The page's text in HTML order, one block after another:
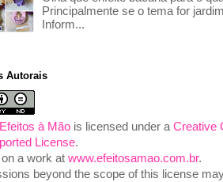
Principalmente se o tema for
Inform...
Autorais
Efeitos à Mão is licensed under a Creative
License.
a work at www.efeitosamao.com.br.
beyond the scope of this license